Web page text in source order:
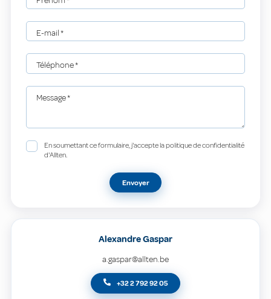
E-mail*
Téléphone*
Message*
En soumettant ce formulaire, j'accepte la politique de confidentialité
d'Allten.
Envoyer
Alexandre Gaspar
a.gaspar@allten.be
+32 2 792 92 05